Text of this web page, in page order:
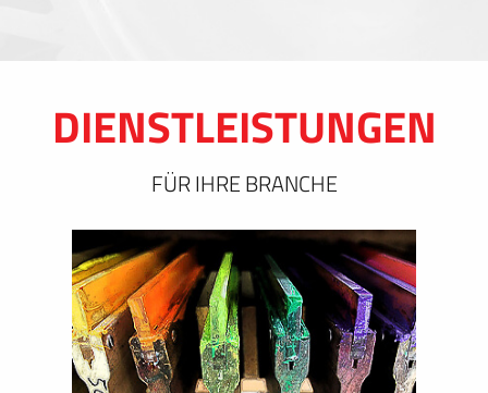
DIENSTLEISTUNGEN
FÜR IHRE BRANCHE